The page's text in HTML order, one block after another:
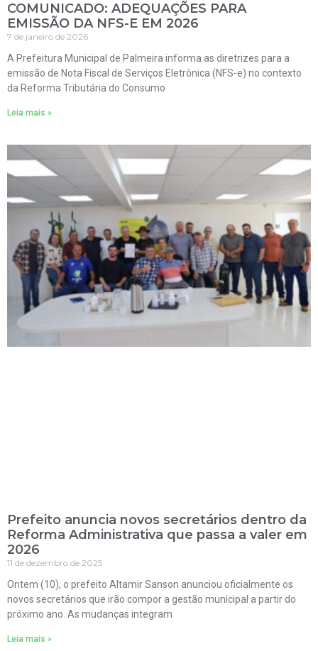
COMUNICADO: ADEQUAÇÕES PARA
EMISSÃO DA NFS-E EM 2026
7 de janeiro de 2026
A Prefeitura Municipal de Palmeira informa as diretrizes para a
emissão de Nota Fiscal de Serviços Eletrônica (NFS-e) no contexto
da Reforma Tributária do Consumo
Leia mais »
Prefeito anuncia novos secretários dentro da
Reforma Administrativa que passa a valer em
2026
11 de dezembro de 2025
Ontem (10), o prefeito Altamir Sanson anunciou oficialmente os
novos secretários que irão compor a gestão municipal a partir do
próximo ano. As mudanças integram
Leia mais »